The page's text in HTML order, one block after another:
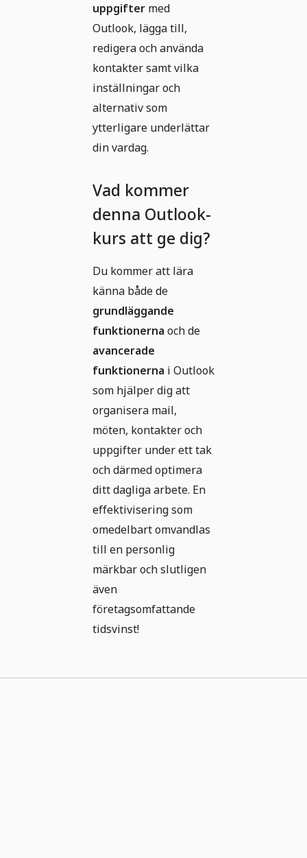
uppgifter med
Outlook, lägga till,
redigera och använda
kontakter samt vilka
inställningar och
alternativ som
ytterligare underlättar
din vardag.
Vad kommer
denna Outlook-
kurs att ge dig?
Du kommer att lära
känna både de
grundläggande
funktionerna och de
avancerade
funktionerna i Outlook
som hjälper dig att
organisera mail,
möten, kontakter och
uppgifter under ett tak
och därmed optimera
ditt dagliga arbete. En
effektivisering som
omedelbart omvandlas
till en personlig
märkbar och slutligen
även
företagsomfattande
tidsvinst!